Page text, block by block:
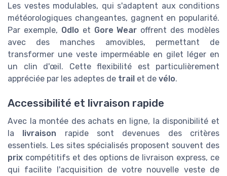
Les vestes modulables, qui s'adaptent aux conditions
météorologiques changeantes, gagnent en popularité.
Par exemple, Odlo et Gore Wear offrent des modèles
avec des manches amovibles, permettant de
transformer une veste imperméable en gilet léger en
un clin d'œil. Cette flexibilité est particulièrement
appréciée par les adeptes de trail et de vélo.
Accessibilité et livraison rapide
Avec la montée des achats en ligne, la disponibilité et
la livraison rapide sont devenues des critères
essentiels. Les sites spécialisés proposent souvent des
prix compétitifs et des options de livraison express, ce
qui facilite l'acquisition de votre nouvelle veste de